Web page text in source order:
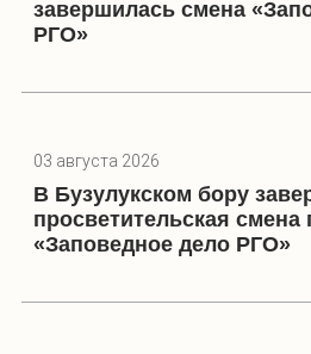
завершилась смена
РГО»
03 августа 2026
В Бузулукском бору
просветительская смена
«Заповедное дело РГО»